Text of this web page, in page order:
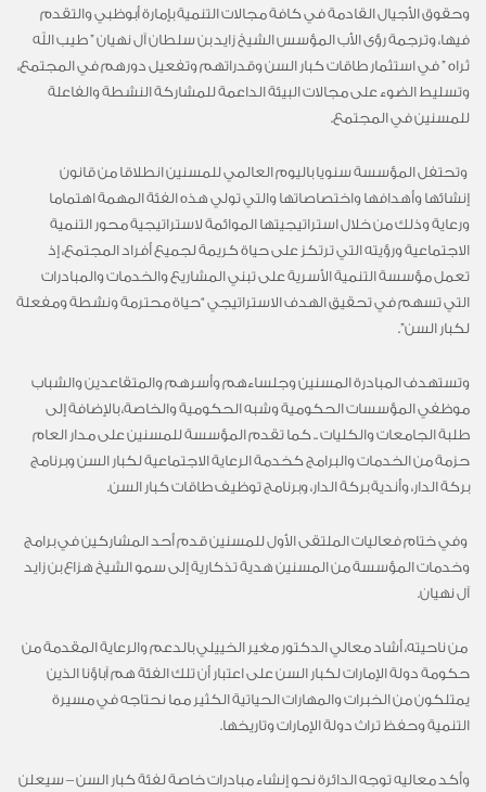
وحقوق الأجيال القادمة في كافة مجالات التنمية بإمارة أبوظبي والتقدم
فيها، وترجمة رؤى الأب المؤسس الشيخ زايد بن سلطان آل نهيان ” طيب الله
ثراه ” في استثمار طاقات كبار السن وقدراتهم وتفعيل دورهم في المجتمع،
وتسليط الضوء على مجالات البيئة الداعمة للمشاركة النشطة والفاعلة
للمسنين في المجتمع.
‎ وتحتفل المؤسسة سنويا باليوم العالمي للمسنين انطلاقا من قانون
إنشائها وأهدافها واختصاصاتها والتي تولي هذه الفئة المهمة اهتماما
ورعاية وذلك من خلال استراتيجيتها الموائمة لاستراتيجية محور التنمية
الاجتماعية ورؤيته التي ترتكز على حياة كريمة لجميع أفراد المجتمع، إذ
تعمل مؤسسة التنمية الأسرية على تبني المشاريع والخدمات والمبادرات
التي تسهم في تحقيق الهدف الاستراتيجي “حياة محترمة ونشطة ومفعلة
لكبار السن”.
‎وتستهدف المبادرة المسنين وجلساءهم وأسرهم والمتقاعدين والشباب
موظفي المؤسسات الحكومية وشبه الحكومية والخاصة، بالإضافة إلى
طلبة الجامعات والكليات .. كما تقدم المؤسسة للمسنين على مدار العام
حزمة من الخدمات والبرامج كخدمة الرعاية الاجتماعية لكبار السن وبرنامج
بركة الدار، وأندية بركة الدار، وبرنامج توظيف طاقات كبار السن.
‎ ‎وفي ختام فعاليات الملتقى الأول للمسنين قدم أحد المشاركين في برامج
وخدمات المؤسسة من المسنين هدية تذكارية إلى سمو الشيخ هزاع بن زايد
آل نهيان.
‎‎ من ناحيته، أشاد معالي الدكتور مغير الخييلي بالدعم والرعاية المقدمة من
حكومة دولة الإمارات لكبار السن على اعتبار أن تلك الفئة هم آباؤنا الذين
يمتلكون من الخبرات والمهارات الحياتية الكثير مما نحتاجه‎ في مسيرة
التنمية وحفظ تراث دولة الإمارات وتاريخها.
‎وأكد معاليه توجه الدائرة نحو إنشاء مبادرات خاصة لفئة كبار السن – سيعلن